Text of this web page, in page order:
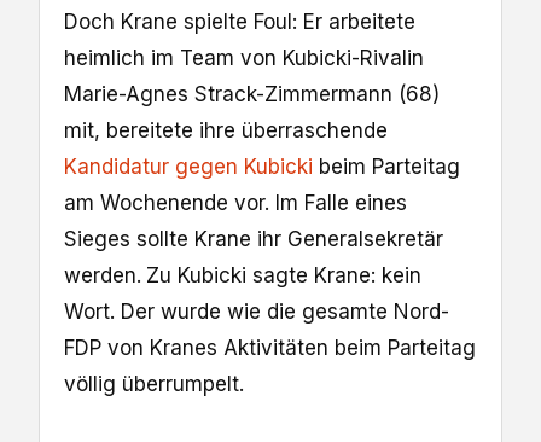
Doch Krane spielte Foul: Er arbeitete
heimlich im Team von Kubicki-Rivalin
Marie-Agnes Strack-Zimmermann (68)
mit, bereitete ihre überraschende
Kandidatur gegen Kubicki beim Parteitag
am Wochenende vor. Im Falle eines
Sieges sollte Krane ihr Generalsekretär
werden. Zu Kubicki sagte Krane: kein
Wort. Der wurde wie die gesamte Nord-
FDP von Kranes Aktivitäten beim Parteitag
völlig überrumpelt.